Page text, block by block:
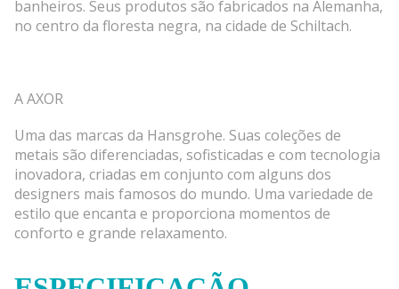
banheiros. Seus produtos são fabricados na Alemanha,
no centro da floresta negra, na cidade de Schiltach.
A AXOR
Uma das marcas da Hansgrohe. Suas coleções de
metais são diferenciadas, sofisticadas e com tecnologia
inovadora, criadas em conjunto com alguns dos
designers mais famosos do mundo. Uma variedade de
estilo que encanta e proporciona momentos de
conforto e grande relaxamento.